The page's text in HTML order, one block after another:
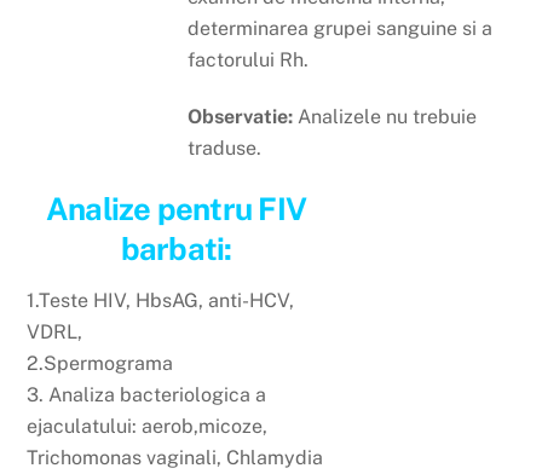
determinarea grupei sanguine si a
factorului Rh.
Observatie: Analizele nu trebuie
traduse.
Analize pentru FIV
barbati:
1.Teste HIV, HbsAG, anti-HCV,
VDRL,
2.Spermograma
3. Analiza bacteriologica a
ejaculatului: aerob,micoze,
Trichomonas vaginali, Chlamydia